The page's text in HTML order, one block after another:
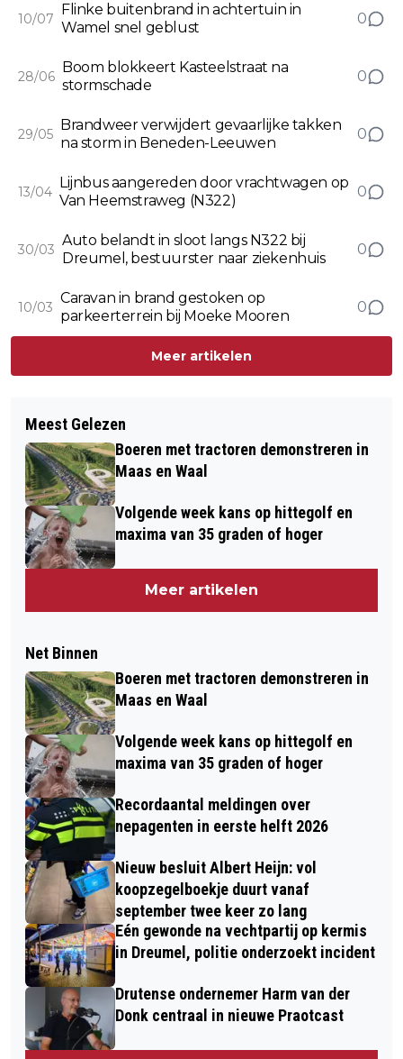
10/07
Flinke buitenbrand in achtertuin in
Wamel snel geblust
0
28/06
Boom blokkeert Kasteelstraat na
stormschade
0
29/05
Brandweer verwijdert gevaarlijke takken
na storm in Beneden-Leeuwen
0
13/04
Lijnbus aangereden door vrachtwagen op
Van Heemstraweg (N322)
0
30/03
Auto belandt in sloot langs N322 bij
Dreumel, bestuurster naar ziekenhuis
0
10/03
Caravan in brand gestoken op
parkeerterrein bij Moeke Mooren
0
Meer artikelen
Meest Gelezen
Boeren met tractoren demonstreren in
Maas en Waal
Volgende week kans op hittegolf en
maxima van 35 graden of hoger
Meer artikelen
Net Binnen
Boeren met tractoren demonstreren in
Maas en Waal
Volgende week kans op hittegolf en
maxima van 35 graden of hoger
Recordaantal meldingen over
nepagenten in eerste helft 2026
Nieuw besluit Albert Heijn: vol
koopzegelboekje duurt vanaf
september twee keer zo lang
Eén gewonde na vechtpartij op kermis
in Dreumel, politie onderzoekt incident
Drutense ondernemer Harm van der
Donk centraal in nieuwe Praotcast